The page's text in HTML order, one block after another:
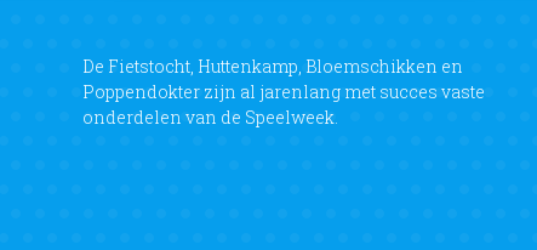
De Fietstocht, Huttenkamp, Bloemschikken en
Poppendokter zijn al jarenlang met succes vaste
onderdelen van de Speelweek.